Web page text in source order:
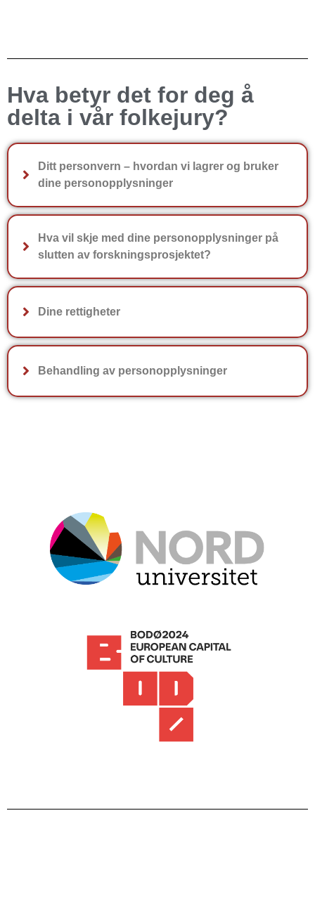
Hva betyr det for deg å
delta i vår folkejury?
Ditt personvern – hvordan vi lagrer og bruker
dine personopplysninger
Hva vil skje med dine personopplysninger på
slutten av forskningsprosjektet?
Dine rettigheter
Behandling av personopplysninger